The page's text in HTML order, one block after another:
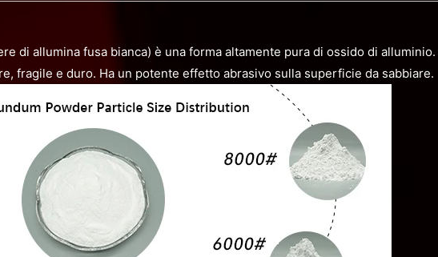
di allumina fusa bianca) è una forma altamente pura di ossido di
fragile e duro. Ha un potente effetto abrasivo sulla superficie da sabbiare.